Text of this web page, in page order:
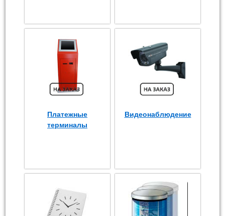
Платежные
терминалы
Видеонаблюдение